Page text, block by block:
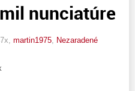
nunciatúre
martin1975 Nezaradené